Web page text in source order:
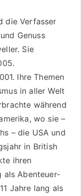
die Verfasser
Genuss
. Sie
Ihre Themen
in aller Welt
während
wo sie –
– die USA und
in British
ihren
alsAbenteuer-
Jahre lang als